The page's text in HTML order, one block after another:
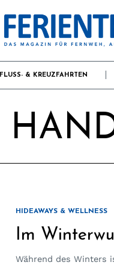
FLUSS- & KREUZFAHRTEN
HIDEAWAYS & WELLNESS
Im
Während des Winters